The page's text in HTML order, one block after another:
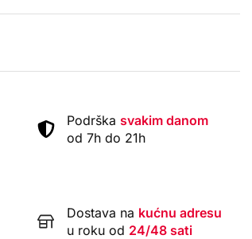
Podrška svakim danom
od 7h do 21h
Dostava na kućnu adresu
u roku od 24/48 sati